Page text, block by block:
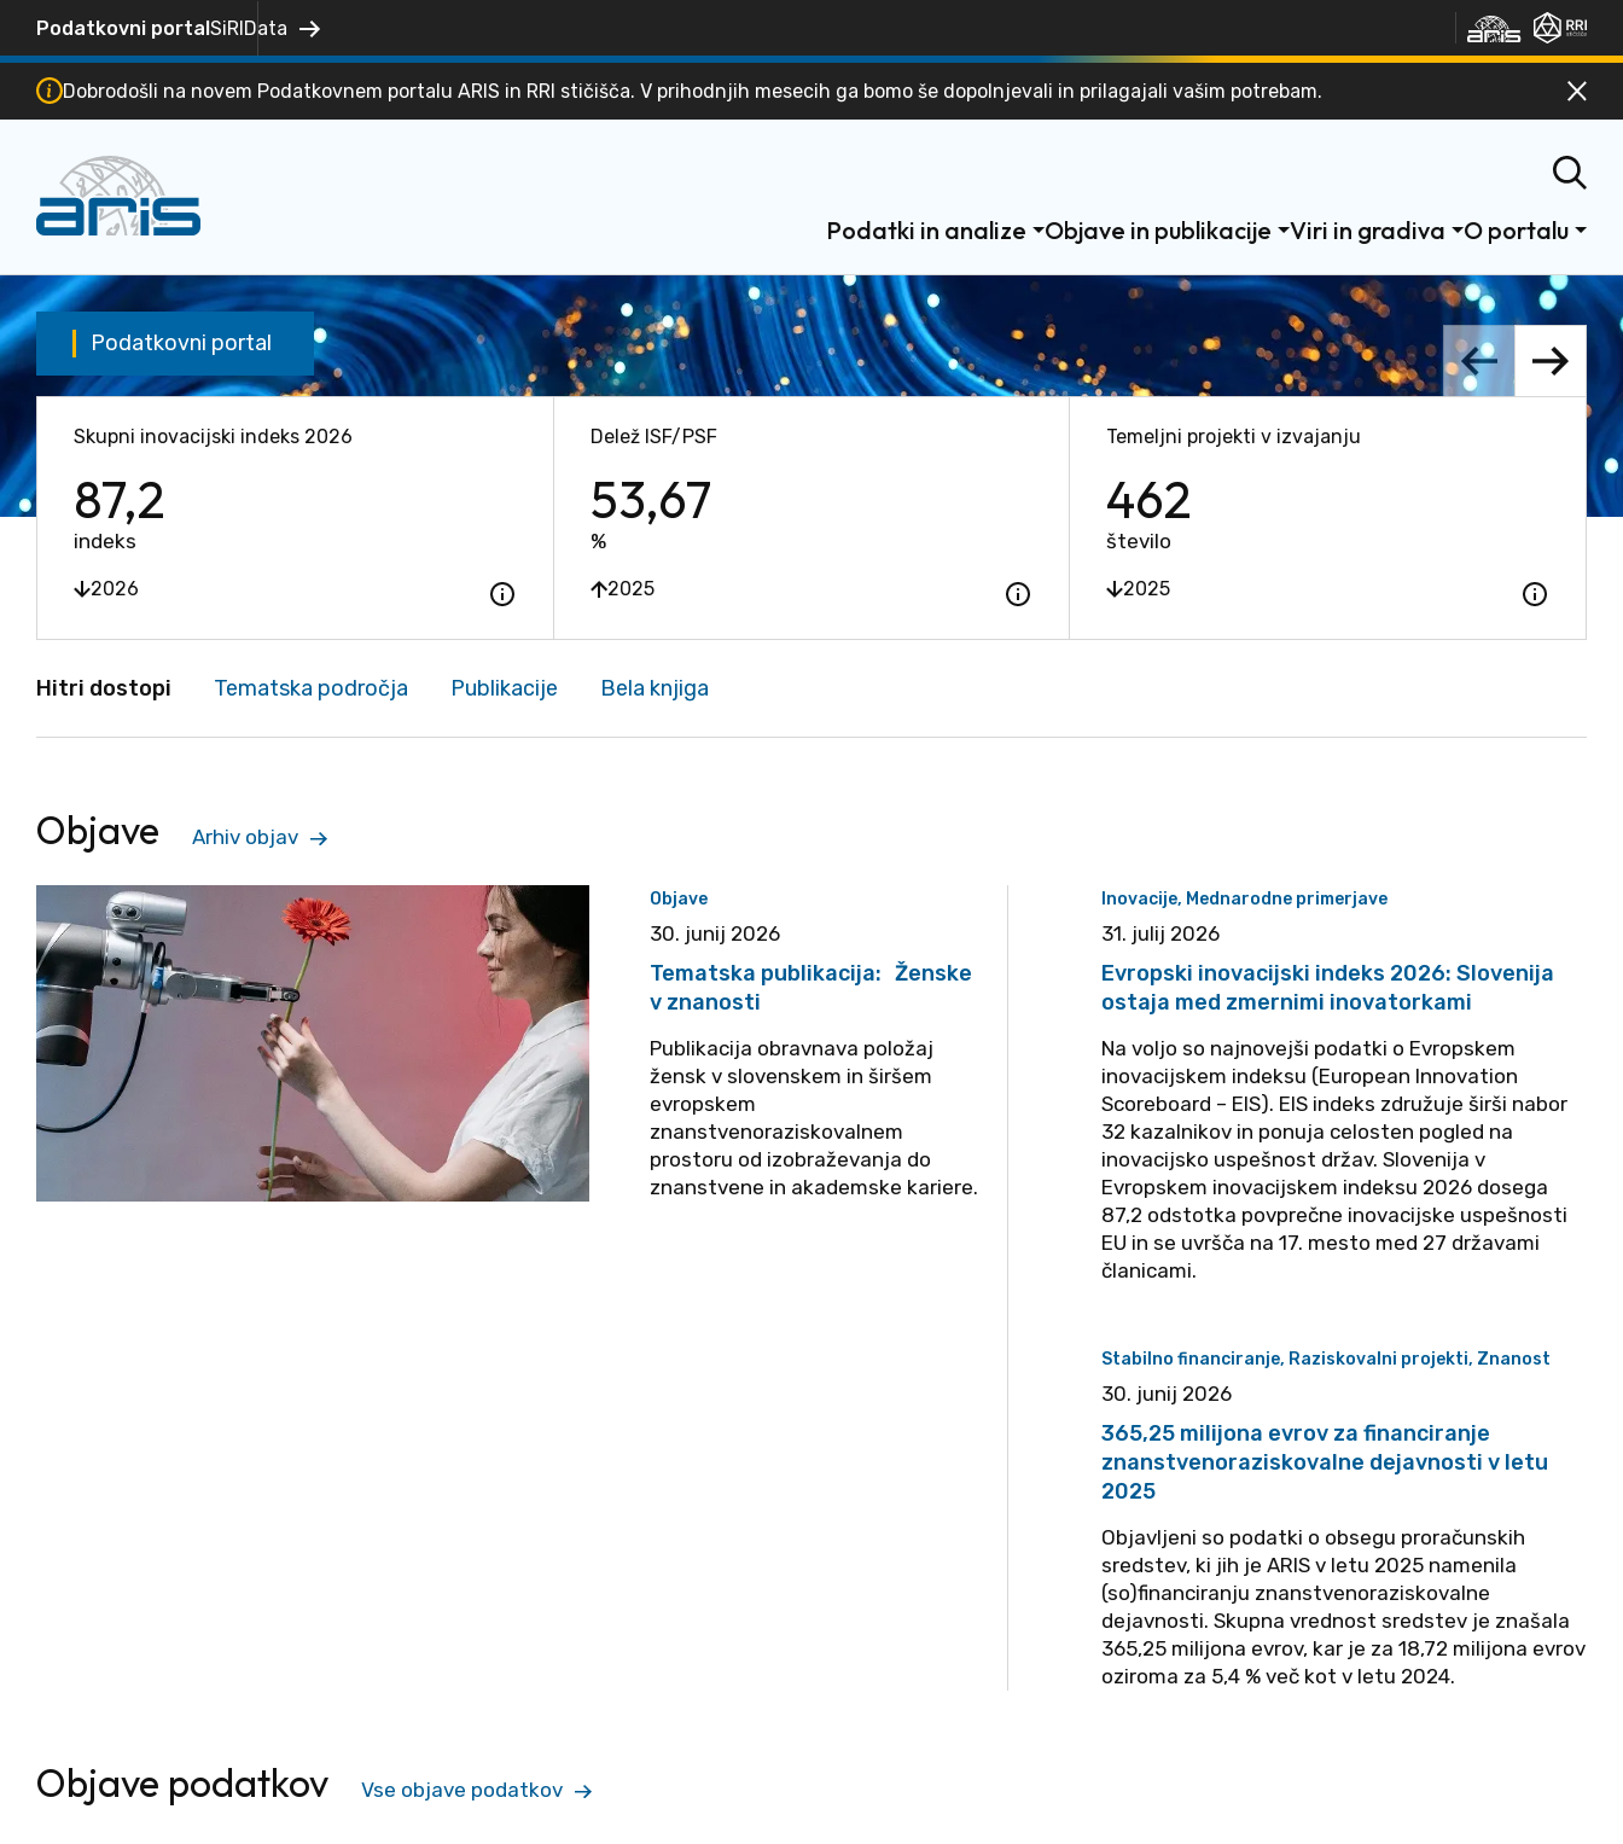
Podatkovni portalSiRIData Zunanja
Dobrodošli na novem Podatkovnem portalu ARIS in RRI stičišča. V prihodnjih mesecih ga bomo še dopolnjevali in prilagajali vašim potrebam. Zapri
Odpri
Podatki in analize Objave in publikacije Viri in gradiva O portalu
Podatkovni portal
Skupni inovacijski indeks 2026
87,2
indeks
2026 Odpri dodatni opis
Delež ISF/PSF
53,67
%
2025 Odpri dodatni opis
Temeljni projekti v izvajanju
462
število
2025 Odpri
Hitri dostopi Tematska področja Publikacije Bela knjiga
Objave Arhiv objav
Objave
30. junij 2026
Tematska publikacija: Ženske
v znanosti
Publikacija obravnava položaj
žensk v slovenskem in širšem
evropskem
znanstvenoraziskovalnem
prostoru od izobraževanja do
znanstvene in akademske kariere.
Inovacije, Mednarodne primerjave
31. julij 2026
Evropski inovacijski indeks 2026: Slovenija
ostaja med zmernimi inovatorkami
Na voljo so najnovejši podatki o Evropskem
inovacijskem indeksu (European Innovation
Scoreboard – EIS). EIS indeks združuje širši nabor
32 kazalnikov in ponuja celosten pogled na
inovacijsko uspešnost držav. Slovenija v
Evropskem inovacijskem indeksu 2026 dosega
87,2 odstotka povprečne inovacijske uspešnosti
EU in se uvršča na 17. mesto med 27 državami
članicami.
Stabilno financiranje, Raziskovalni projekti, Znanost
30. junij 2026
365,25 milijona evrov za financiranje
znanstvenoraziskovalne dejavnosti v letu
2025
Objavljeni so podatki o obsegu proračunskih
sredstev, ki jih je ARIS v letu 2025 namenila
(so)financiranju znanstvenoraziskovalne
dejavnosti. Skupna vrednost sredstev je znašala
365,25 milijona evrov, kar je za 18,72 milijona evrov
oziroma za 5,4 % več kot v letu 2024.
Objave podatkov Vse objave podatkov